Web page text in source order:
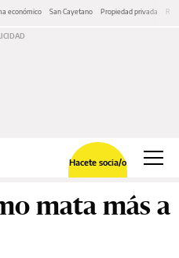
económico San Cayetano Propiedad privada
Hacete socia/o
mata más a